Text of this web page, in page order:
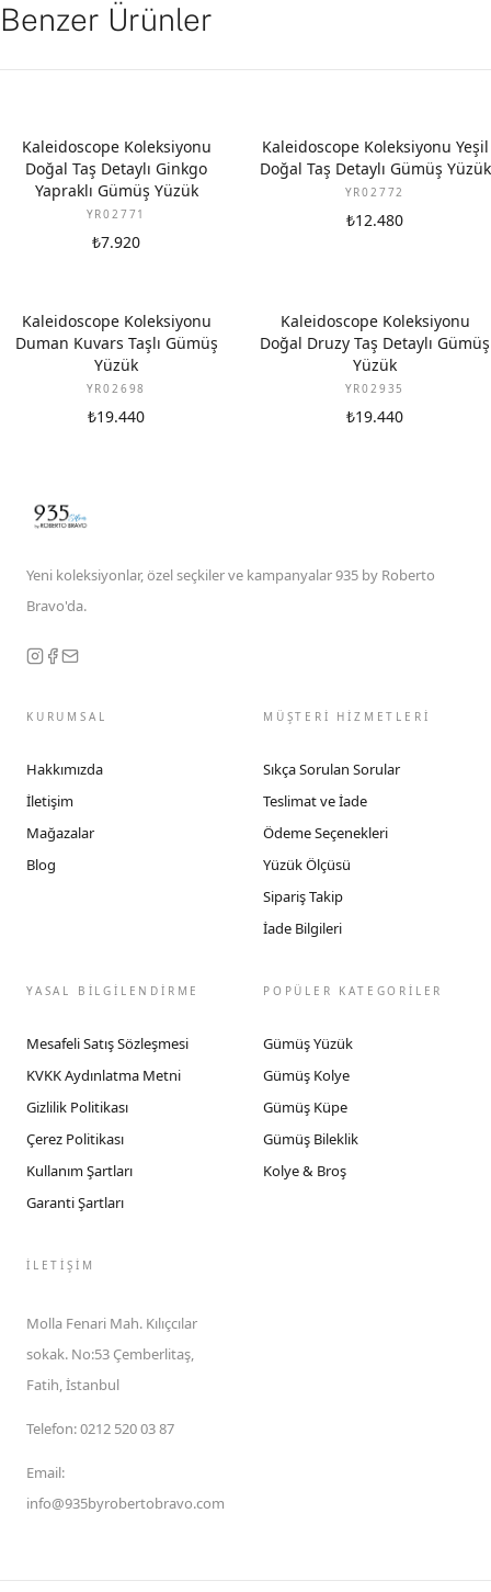
Benzer Ürünler
Kaleidoscope Koleksiyonu
Doğal Taş Detaylı Ginkgo
Yapraklı Gümüş Yüzük
YR02771
₺7.920
Kaleidoscope Koleksiyonu Yeşil
Doğal Taş Detaylı Gümüş Yüzük
YR02772
₺12.480
Kaleidoscope Koleksiyonu
Duman Kuvars Taşlı Gümüş
Yüzük
YR02698
₺19.440
Kaleidoscope Koleksiyonu
Doğal Druzy Taş Detaylı Gümüş
Yüzük
YR02935
₺19.440
Yeni koleksiyonlar, özel seçkiler ve kampanyalar 935 by Roberto
Bravo'da.
KURUMSAL
Hakkımızda
İletişim
Mağazalar
Blog
MÜŞTERİ HİZMETLERİ
Sıkça Sorulan Sorular
Teslimat ve İade
Ödeme Seçenekleri
Yüzük Ölçüsü
Sipariş Takip
İade Bilgileri
YASAL BİLGİLENDİRME
Mesafeli Satış Sözleşmesi
KVKK Aydınlatma Metni
Gizlilik Politikası
Çerez Politikası
Kullanım Şartları
Garanti Şartları
POPÜLER KATEGORİLER
Gümüş Yüzük
Gümüş Kolye
Gümüş Küpe
Gümüş Bileklik
Kolye & Broş
İLETIŞIM
Molla Fenari Mah. Kılıçcılar
sokak. No:53 Çemberlitaş,
Fatih, İstanbul
Telefon:0212 520 03 87
Email:
info@935byrobertobravo.com